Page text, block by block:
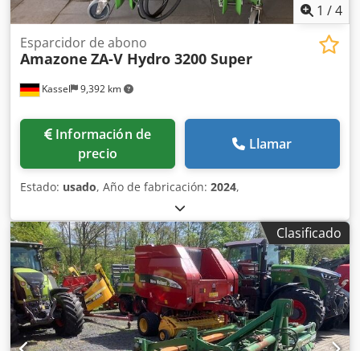
1 /4
Kassel 9,392 km
Esparcidor de abono
Amazone ZA-V Hydro 3200 Super
Información de
precio
Llamar
Estado: usado, Año de fabricación: 2024,
Clasificado